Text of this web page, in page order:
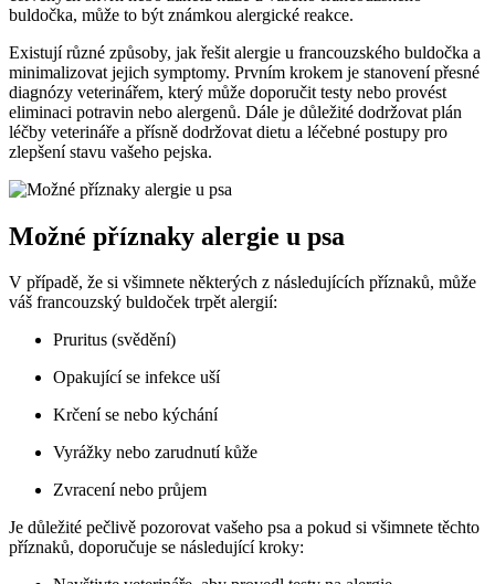
buldočka, může to být známkou alergické reakce.
Existují různé způsoby, jak řešit alergie u francouzského buldočka a
minimalizovat jejich symptomy. Prvním krokem je stanovení přesné
diagnózy veterinářem, který může doporučit testy nebo provést
eliminaci potravin nebo alergenů. Dále je důležité dodržovat plán
léčby veterináře a přísně dodržovat dietu a léčebné postupy pro
zlepšení stavu vašeho pejska.
Možné příznaky alergie u psa
V případě, že si všimnete některých z následujících příznaků, může
váš francouzský buldoček trpět alergií:
Pruritus (svědění)
Opakující se infekce uší
Krčení se nebo kýchání
Vyrážky nebo zarudnutí kůže
Zvracení nebo průjem
Je důležité pečlivě pozorovat vašeho psa a pokud si všimnete těchto
příznaků, doporučuje se následující kroky: